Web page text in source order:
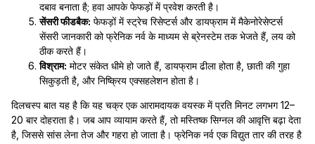
दबाव बनाता है; हवा आपके फेफड़ों में प्रवेश करती है।
सेंसरी फीडबैक: फेफड़ों में स्ट्रेच रिसेप्टर्स और डायफ्राम में मैकेनोरेसेप्टर्स
सेंसरी जानकारी को फ्रेनिक नर्व के माध्यम से ब्रेनस्टेम तक भेजते हैं, लय को
ठीक करते हैं।
विश्राम: मोटर संकेत धीमे हो जाते हैं, डायफ्राम ढीला होता है, छाती की गुहा
सिकुड़ती है, और निष्क्रिय एक्सहलेशन होता है।
दिलचस्प बात यह है कि यह चक्र एक आरामदायक वयस्क में प्रति मिनट लगभग 12–
20 बार दोहराता है। जब आप व्यायाम करते हैं, तो मस्तिष्क सिग्नल की आवृत्ति बढ़ा देता
है, जिससे सांस लेना तेज और गहरा हो जाता है। फ्रेनिक नर्व एक विद्युत तार की तरह है